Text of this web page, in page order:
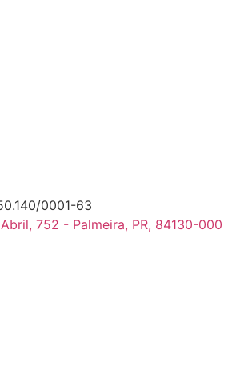
0001-63
752 - Palmeira, PR, 84130-000